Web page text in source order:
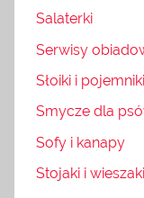
Salaterki
Serwisy
Słoiki i
Smycze dla
Sofy i kanapy
Stojaki i